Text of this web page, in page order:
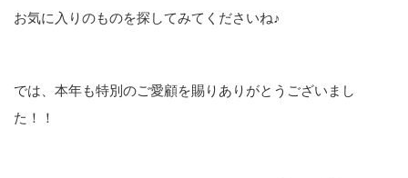
お気に入りのものを探してみてくださいね♪
では、本年も特別のご愛顧を賜りありがとうございまし
た！！